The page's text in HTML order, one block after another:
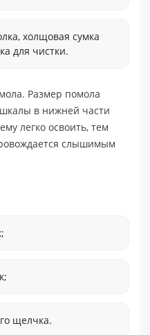
холщовая сумка
для чистки.
Размер помола
в нижней части
легко освоить, тем
слышимым
щелчка.